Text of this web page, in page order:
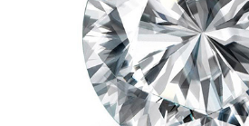
ROYAL DIAMONDS
Diamenty | Biżuteria | Kamienie dla jubilerów
SALON SPRZEDAŻY